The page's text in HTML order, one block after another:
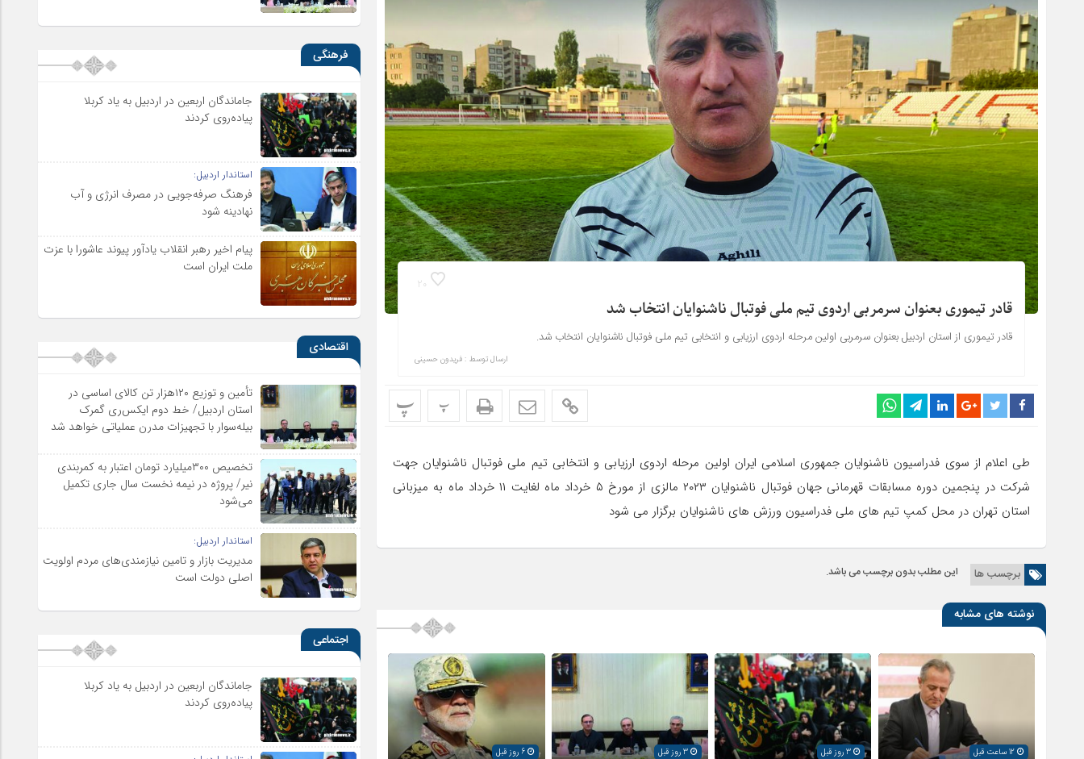
20
قادر تیموری بعنوان سرمربی اردوی تیم ملی فوتبال ناشنوایان انتخاب شد
قادر تیموری از استان اردبیل بعنوان سرمربی اولین مرحله اردوی ارزیابی و انتخابی تیم ملی فوتبال ناشنوایان انتخاب شد.
ارسال توسط : فریدون حسینی
پ پ
طی اعلام از سوی فدراسیون ناشنوایان جمهوری اسلامی ایران اولین مرحله اردوی ارزیابی و انتخابی تیم ملی فوتبال ناشنوایان جهت
شرکت در پنجمین دوره مسابقات قهرمانی جهان فوتبال ناشنوایان ۲۰۲۳ مالزی از مورخ ۵ خرداد ماه لغایت ۱۱ خرداد ماه به میزبانی
استان تهران در محل کمپ تیم های ملی فدراسیون ورزش های ناشنوایان برگزار می شود
برچسب ها این مطلب بدون برچسب می باشد.
نوشته های مشابه
12 ساعت قبل 3 روز قبل 3 روز قبل 6 روز قبل
فرهنگی
جاماندگان اربعین در اردبیل به یاد کربلا
پیاده‌روی کردند
استاندار اردبیل:
فرهنگ صرفه‌جویی در مصرف انرژی و آب
نهادینه شود
پیام اخیر رهبر انقلاب یادآور پیوند عاشورا با عزت
ملت ایران است
اقتصادی
تأمین و توزیع ۱۲۰هزار تن کالای اساسی در
استان اردبیل/ خط دوم ایکس‌ری گمرک
بیله‌سوار با تجهیزات مدرن عملیاتی خواهد شد
تخصیص ۳۰۰میلیارد تومان اعتبار به کمربندی
نیر/ پروژه در نیمه نخست سال جاری تکمیل
می‌شود
استاندار اردبیل:
مدیریت بازار و تامین نیازمندی‌های مردم اولویت‌
اصلی دولت است
اجتماعی
جاماندگان اربعین در اردبیل به یاد کربلا
پیاده‌روی کردند